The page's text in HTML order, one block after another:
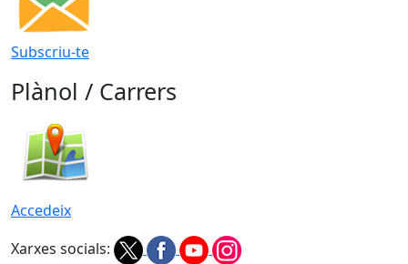
Subscriu-te
Plànol / Carrers
Accedeix
Xarxes socials: